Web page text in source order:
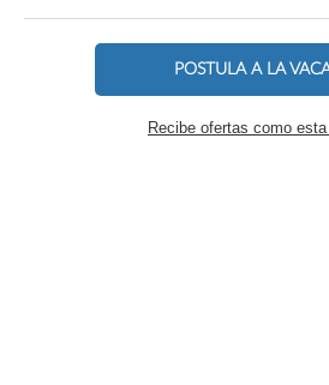
POSTULA A LA
Recibe ofertas como esta